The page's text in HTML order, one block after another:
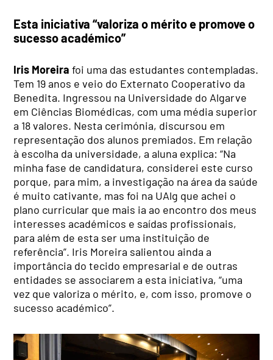
Esta iniciativa “valoriza o mérito e promove o
sucesso académico”
Iris Moreira foi uma das estudantes contempladas.
Tem 19 anos e veio do Externato Cooperativo da
Benedita. Ingressou na Universidade do Algarve
em Ciências Biomédicas, com uma média superior
a 18 valores. Nesta cerimónia, discursou em
representação dos alunos premiados. Em relação
à escolha da universidade, a aluna explica: “Na
minha fase de candidatura, considerei este curso
porque, para mim, a investigação na área da saúde
é muito cativante, mas foi na UAlg que achei o
plano curricular que mais ia ao encontro dos meus
interesses académicos e saídas profissionais,
para além de esta ser uma instituição de
referência”. Iris Moreira salientou ainda a
importância do tecido empresarial e de outras
entidades se associarem a esta iniciativa, “uma
vez que valoriza o mérito, e, com isso, promove o
sucesso académico”.